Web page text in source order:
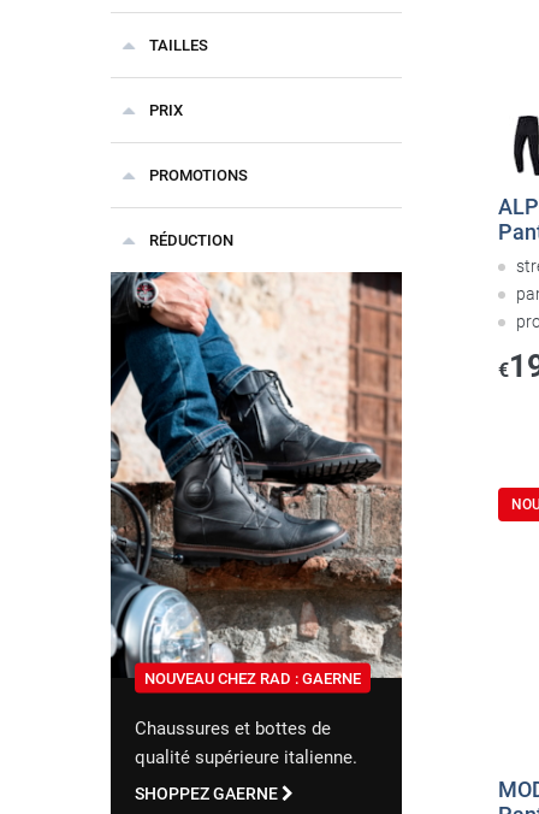
TAILLES
PRIX
PROMOTIONS
RÉDUCTION
NOUVEAU CHEZ RAD : GAERNE
Chaussures et bottes de
qualité supérieure italienne.
SHOPPEZ GAERNE
€